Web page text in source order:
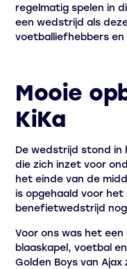
regelmatig spelen in
een wedstrijd als
voetballiefhebbers
Mooie
KiKa
De wedstrijd stond in
die zich inzet voor
het einde van de
is opgehaald voor
benefietwedstrijd
Voor ons was het
blaaskapel, voetbal
Golden Boys van